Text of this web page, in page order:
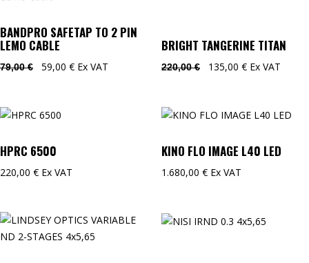
BANDPRO SAFETAP TO 2 PIN
LEMO CABLE
79,00€ 59,00 € Ex VAT
BRIGHT TANGERINE TITAN
220,00€ 135,00 € Ex VAT
HPRC 6500
220,00 € Ex VAT
KINO FLO IMAGE L40 LED
1.680,00 € Ex VAT